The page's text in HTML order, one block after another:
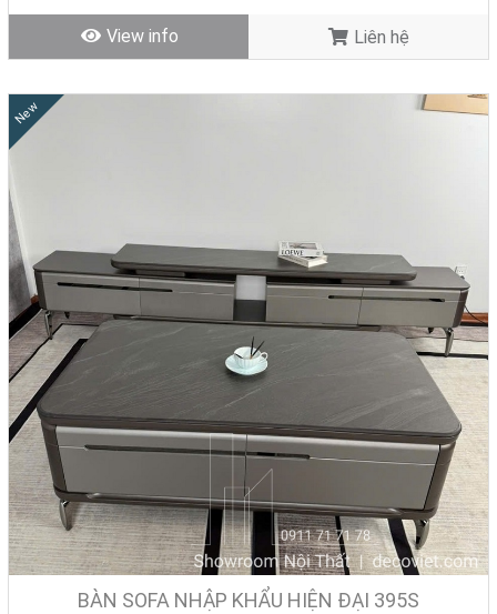
View info Liên hệ
New
BÀN SOFA NHẬP KHẨU HIỆN ĐẠI 395S